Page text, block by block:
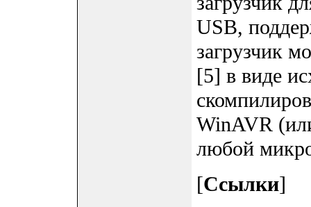
USB,
загрузчик
[5] в виде
WinAVR
любой
[Ссылки]